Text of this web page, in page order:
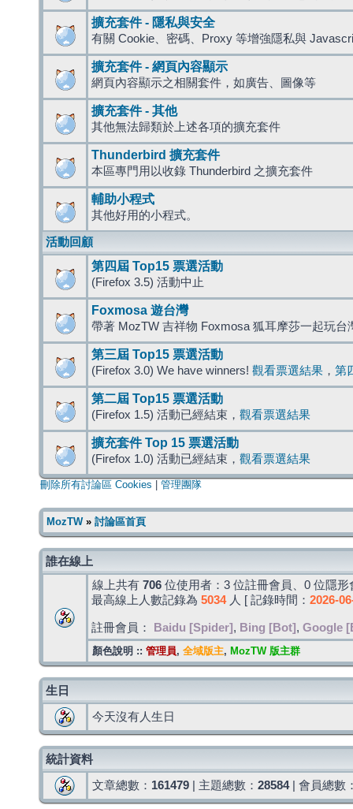
擴充套件 - 隱私與安全
有關 Cookie、密碼、Proxy 等增強隱私與
擴充套件 - 網頁內容顯示
網頁內容顯示之相關套件，如廣告、圖像等
擴充套件 - 其他
其他無法歸類於上述各項的擴充套件
Thunderbird 擴充套件
本區專門用以收錄 Thunderbird 之擴充套件
輔助小程式
其他好用的小程式。
活動回顧
第四屆 Top15 票選活動
(Firefox 3.5) 活動中止
Foxmosa 遊台灣
帶著 MozTW 吉祥物 Foxmosa 狐耳摩莎一起玩台
第三屆 Top15 票選活動
(Firefox 3.0) We have winners! 觀看票選結果 ， 第
第二屆 Top15 票選活動
(Firefox 1.5) 活動已經結束， 觀看票選結果
擴充套件 Top 15 票選活動
(Firefox 1.0) 活動已經結束， 觀看票選結果
刪除所有討論區 Cookies 管理團隊
MozTW» 討論區首頁
誰在線上
線上共有 706 位使用者：3 位註冊會員、0 位隱
最高線上人數記錄為 5034人 [ 記錄時間： 2026-
註冊會員： Baidu [Spider] , Bing [Bot] , Google
顏色說明 :: 管理員, 全域版主, MozTW 版主群
生日
今天沒有人生日
統計資料
文章總數： 161479 | 主題總數： 28584| 會員總數